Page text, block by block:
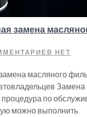
замена
НЕТ
масляного
по
можно выполнить